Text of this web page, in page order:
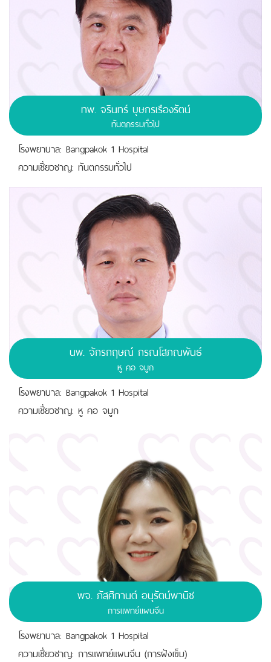
ทพ. จรินทร์ บุษกรเรืองรัตน์
ทันตกรรมทั่วไป
โรงพยาบาล: Bangpakok 1 Hospital
ความเชี่ยวชาญ: ทันตกรรมทั่วไป
นพ. จักรกฤษณ์ กรณโสภณพันธ์
หู คอ จมูก
โรงพยาบาล: Bangpakok 1 Hospital
ความเชี่ยวชาญ: หู คอ จมูก
พจ. ภัสศิกานต์ อนุรัตน์พานิช
การแพทย์แผนจีน
โรงพยาบาล: Bangpakok 1 Hospital
ความเชี่ยวชาญ: การแพทย์แผนจีน (การฝังเข็ม)